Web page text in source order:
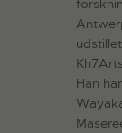
Han